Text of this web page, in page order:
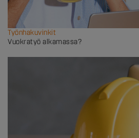
Työnhakuvinkit
Vuokratyö alkamassa?